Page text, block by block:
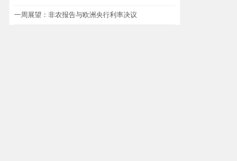
一周展望：非农报告与欧洲央行利率决议